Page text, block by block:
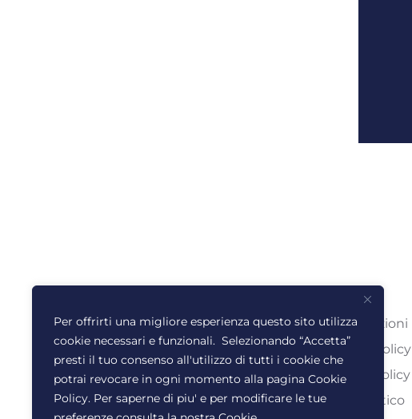
Per offrirti una migliore esperienza questo sito utilizza
cookie necessari e funzionali. Selezionando “Accetta”
presti il tuo consenso all'utilizzo di tutti i cookie che
potrai revocare in ogni momento alla pagina Cookie
Policy. Per saperne di piu' e per modificare le tue
© Tutti i diritti riservati
Benefind Srl 2022
Certificazioni
Privacy Policy
Cookie Policy
Codice etico